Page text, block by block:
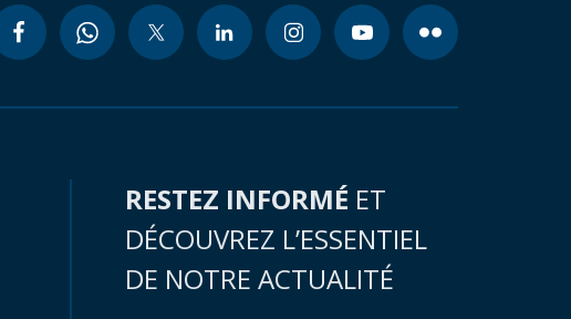
RESTEZ INFORMÉ ET
DÉCOUVREZ L’ESSENTIEL
DE NOTRE ACTUALITÉ